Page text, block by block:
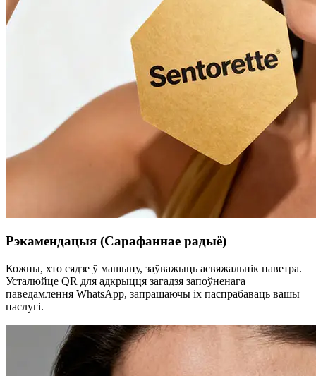
Рэкамендацыя (Сарафаннае радыё)
Кожны, хто сядзе ў машыну, заўважыць асвяжальнік паветра.
Усталюйце QR для адкрыцця загадзя запоўненага
паведамлення WhatsApp, запрашаючы іх паспрабаваць вашы
паслугі.